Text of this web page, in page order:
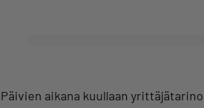
Päivien aikana kuullaan